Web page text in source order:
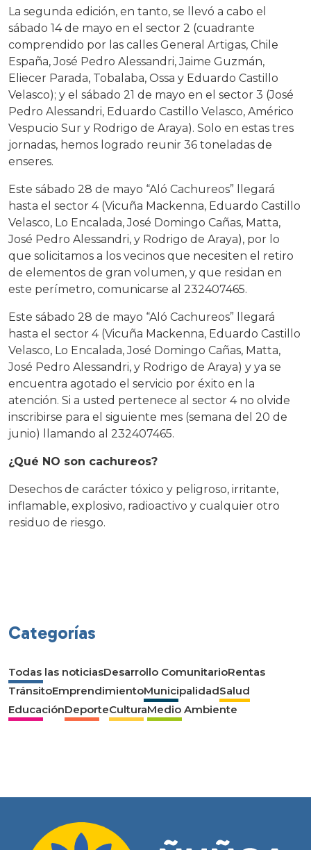
La segunda edición, en tanto, se llevó a cabo el
sábado 14 de mayo en el sector 2 (cuadrante
comprendido por las calles General Artigas, Chile
España, José Pedro Alessandri, Jaime Guzmán,
Eliecer Parada, Tobalaba, Ossa y Eduardo Castillo
Velasco); y el sábado 21 de mayo en el sector 3 (José
Pedro Alessandri, Eduardo Castillo Velasco, Américo
Vespucio Sur y Rodrigo de Araya). Solo en estas tres
jornadas, hemos logrado reunir 36 toneladas de
enseres.
Este sábado 28 de mayo “Aló Cachureos” llegará
hasta el sector 4 (Vicuña Mackenna, Eduardo Castillo
Velasco, Lo Encalada, José Domingo Cañas, Matta,
José Pedro Alessandri, y Rodrigo de Araya), por lo
que solicitamos a los vecinos que necesiten el retiro
de elementos de gran volumen, y que residan en
este perímetro, comunicarse al 232407465.
Este sábado 28 de mayo “Aló Cachureos” llegará
hasta el sector 4 (Vicuña Mackenna, Eduardo Castillo
Velasco, Lo Encalada, José Domingo Cañas, Matta,
José Pedro Alessandri, y Rodrigo de Araya) y ya se
encuentra agotado el servicio por éxito en la
atención. Si a usted pertenece al sector 4 no olvide
inscribirse para el siguiente mes (semana del 20 de
junio) llamando al 232407465.
¿Qué NO son cachureos?
Desechos de carácter tóxico y peligroso, irritante,
inflamable, explosivo, radioactivo y cualquier otro
residuo de riesgo.
Categorías
Todas las noticiasDesarrollo ComunitarioRentas
TránsitoEmprendimientoMunicipalidadSalud
EducaciónDeporteCulturaMedio Ambiente